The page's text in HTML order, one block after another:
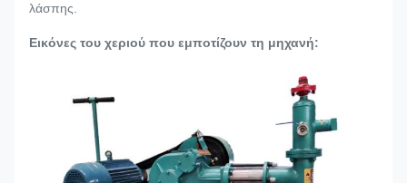
λάσπης.
Εικόνες του χεριού που εμποτίζουν τη μηχανή: